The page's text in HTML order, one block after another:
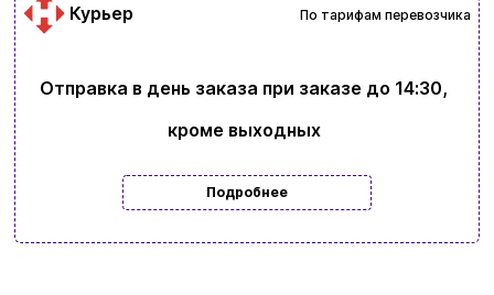
Курьер По тарифам перевозчика
Отправка в день заказа при заказе до 14:30,
кроме выходных
Подробнее